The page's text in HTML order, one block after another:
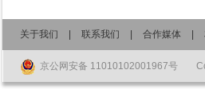
关于我们 联系我们 合作媒体
京公网安备 11010102001967号